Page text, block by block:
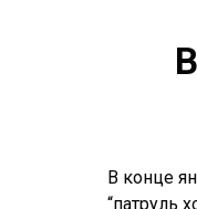
В конце
“патруль